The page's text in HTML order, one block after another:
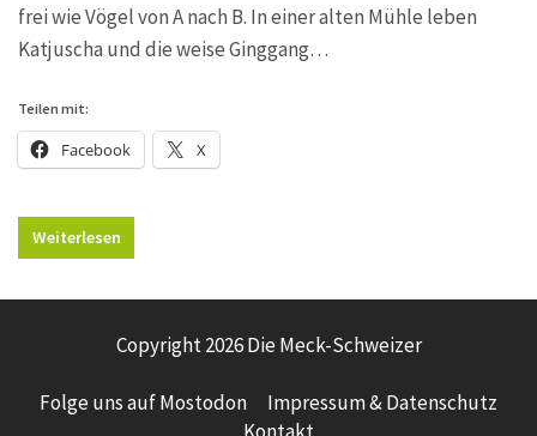
frei wie Vögel von A nach B. In einer alten Mühle leben
Katjuscha und die weise Ginggang…
Teilen mit:
Facebook X
Weiterlesen
Copyright 2026 Die Meck-Schweizer
Folge uns auf Mostodon
Impressum & Datenschutz